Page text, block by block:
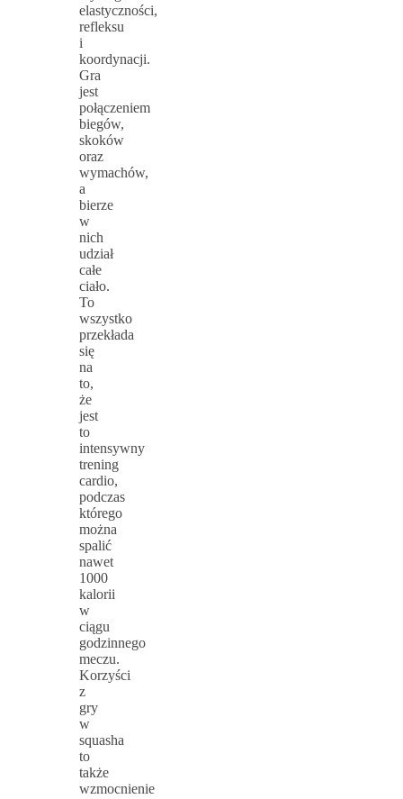
elastyczności,
refleksu
i
koordynacji.
Gra
jest
połączeniem
biegów,
skoków
oraz
wymachów,
a
bierze
w
nich
udział
całe
ciało.
To
wszystko
przekłada
się
na
to,
że
jest
to
intensywny
trening
cardio,
podczas
którego
można
spalić
nawet
1000
kalorii
w
ciągu
godzinnego
meczu.
Korzyści
z
gry
w
squasha
to
także
wzmocnienie